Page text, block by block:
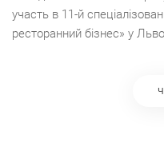
участь в 11-й
ресторанний бізнес» у